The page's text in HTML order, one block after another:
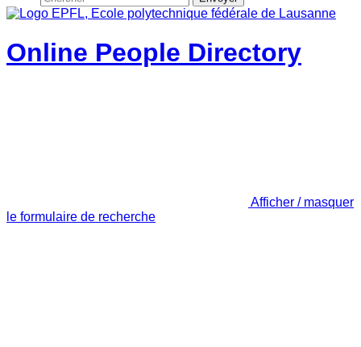
Online People Directory
Afficher / masquer
le formulaire de recherche